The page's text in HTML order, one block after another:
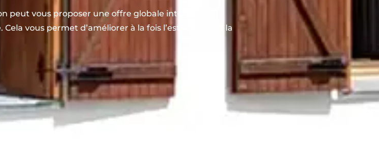
peut vous proposer une offre globale intégrant
vous permet d’améliorer à la fois l’esthétique et la